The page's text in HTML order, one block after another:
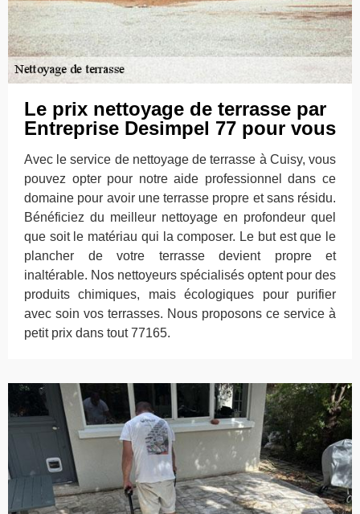
Le prix nettoyage de terrasse par
Entreprise Desimpel 77 pour vous
Avec le service de nettoyage de terrasse à Cuisy, vous
pouvez opter pour notre aide professionnel dans ce
domaine pour avoir une terrasse propre et sans résidu.
Bénéficiez du meilleur nettoyage en profondeur quel
que soit le matériau qui la composer. Le but est que le
plancher de votre terrasse devient propre et
inaltérable. Nos nettoyeurs spécialisés optent pour des
produits chimiques, mais écologiques pour purifier
avec soin vos terrasses. Nous proposons ce service à
petit prix dans tout 77165.